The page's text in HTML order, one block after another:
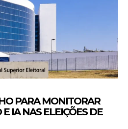
PARA MONITORAR
IA NAS ELEIÇÕES DE